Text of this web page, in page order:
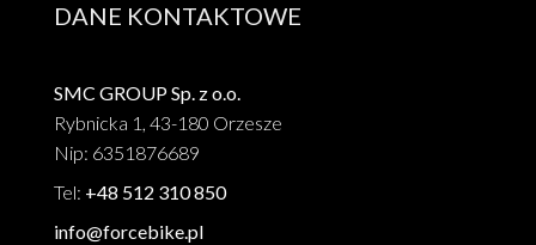
DANE KONTAKTOWE
SMC GROUP Sp. z o.o.
Rybnicka 1, 43-180 Orzesze
Nip: 6351876689
Tel: +48 512 310 850
info@forcebike.pl